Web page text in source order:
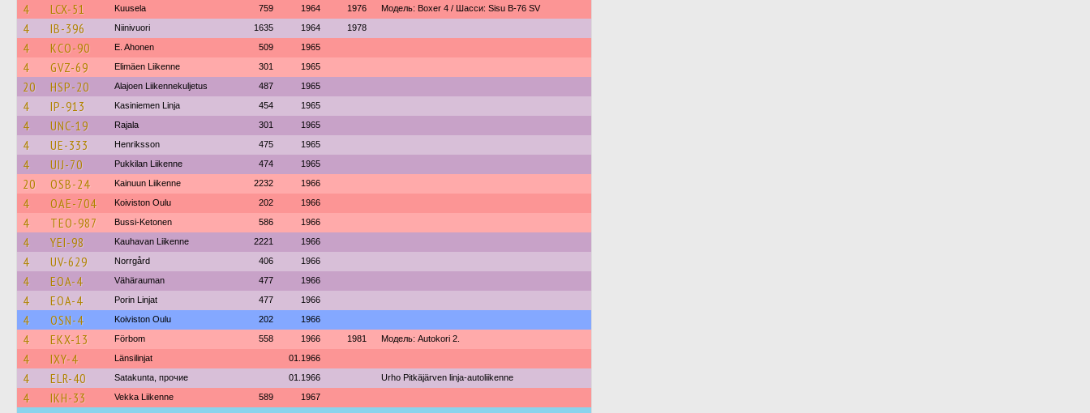
4 LCX-51 Kuusela 759 1964 1976 Модель: Boxer 4 / Шасси: Sisu B-76 SV
4 IB-396 Niinivuori 1635 1964 1978
4 KCO-90 E. Ahonen 509 1965
4 GVZ-69 Elimäen Liikenne 301 1965
20 HSP-20 Alajoen Liikennekuljetus 487 1965
4 IP-913 Kasiniemen Linja 454 1965
4 UNC-19 Rajala 301 1965
4 UE-333 Henriksson 475 1965
4 UIJ-70 Pukkilan Liikenne 474 1965
20 OSB-24 Kainuun Liikenne 2232 1966
4 OAE-704 Koiviston Oulu 202 1966
4 TEO-987 Bussi-Ketonen 586 1966
4 YEI-98 Kauhavan Liikenne 2221 1966
4 UV-629 Norrgård 406 1966
4 EOA-4 Vähärauman 477 1966
4 EOA-4 Porin Linjat 477 1966
4 OSN-4 Koiviston Oulu 202 1966
4 EKX-13 Förbom 558 1966 1981 Модель: Autokori 2.
4 IXY-4 Länsilinjat 01.1966
4 ELR-40 Satakunta, прочие 01.1966 Urho Pitkäjärven linja-autoliikenne
4 IKH-33 Vekka Liikenne 589 1967